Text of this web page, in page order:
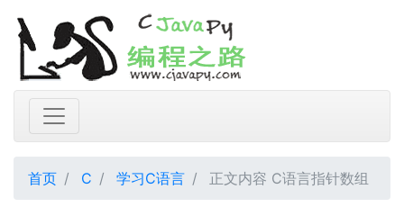
首页 C 学习C语言 正文内容 C语言指针数组